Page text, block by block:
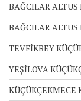
BAĞCILAR
BAĞCILAR
TEVFİKBEY
YEŞİLOVA
KÜÇÜKÇEKMECE